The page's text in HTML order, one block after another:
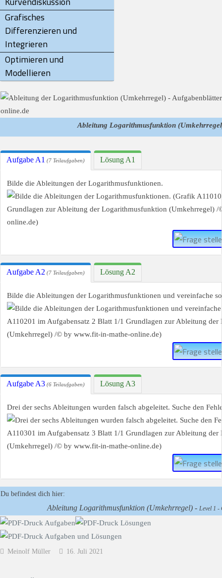
Grafisches
Differenzieren und
Integrieren
Optimieren und
Modellieren
Ableitung Logarithmusfunktion
Aufgabe A1 (7 Teilaufgaben) Lösung A1
Bilde die Ableitungen der Logarithmusfunktionen.
Aufgabe A2 (7 Teilaufgaben) Lösung A2
Bilde die Ableitungen der Logarithmusfunktionen und vereinfache
Aufgabe A3 (6 Teilaufgaben) Lösung A3
Drei der sechs Ableitungen wurden falsch abgeleitet. Suche den
Du befindest dich hier:
Ableitung Logarithmusfunktion (Umkehrregel) - Level 1 -
Meinolf Müller 16. Juli 2021